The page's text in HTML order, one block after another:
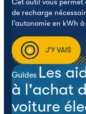
Cet outil vous permet
de recharge
l’autonomie en kWh
J'Y VAIS
Guides Les
à l'achat
voiture